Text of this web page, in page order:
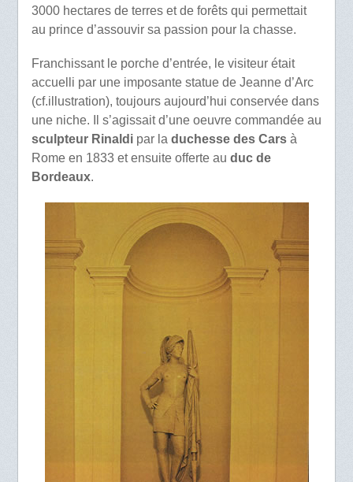
3000 hectares de terres et de forêts qui permettait
au prince d’assouvir sa passion pour la chasse.
Franchissant le porche d’entrée, le visiteur était
accuelli par une imposante statue de Jeanne d’Arc
(cf.illustration), toujours aujourd’hui conservée dans
une niche. Il s’agissait d’une oeuvre commandée au
sculpteur Rinaldipar la duchesse des Carsà
Rome en 1833 et ensuite offerte au duc de
Bordeaux.